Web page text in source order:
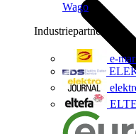
Wago
Industriepartner
e-